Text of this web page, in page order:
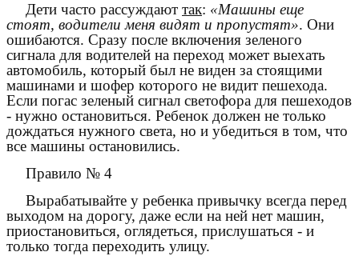
Дети часто рассуждают так: «Машины еще
стоят, водители меня видят и пропустят». Они
ошибаются. Сразу после включения зеленого
сигнала для водителей на переход может выехать
автомобиль, который был не виден за стоящими
машинами и шофер которого не видит пешехода.
Если погас зеленый сигнал светофора для пешеходов
- нужно остановиться. Ребенок должен не только
дождаться нужного света, но и убедиться в том, что
все машины остановились.
Правило № 4
Вырабатывайте у ребенка привычку всегда перед
выходом на дорогу, даже если на ней нет машин,
приостановиться, оглядеться, прислушаться - и
только тогда переходить улицу.